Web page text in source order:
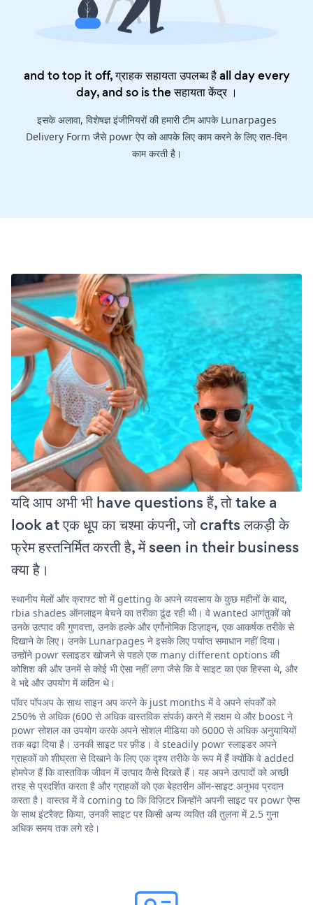
and to top it off, ग्राहक सहायता उपलब्ध है all day every
day, and so is theसहायता केंद्र।
इसके अलावा, विशेषज्ञ इंजीनियरों की हमारी टीम आपके Lunarpages
Delivery Form जैसे powr ऐप को आपके लिए काम करने के लिए रात-दिन
काम करती है।
यदि आप अभी भी have questions हैं, तो take a
look at एक धूप का चश्मा कंपनी, जो crafts लकड़ी के
फ्रेम हस्तनिर्मित करती है, में seen in their business
क्या है।
स्थानीय मेलों और क्राफ्ट शो में getting के अपने व्यवसाय के कुछ महीनों के बाद,
rbia shades ऑनलाइन बेचने का तरीका ढूंढ रही थी। वे wanted आगंतुकों को
उनके उत्पाद की गुणवत्ता, उनके हल्के और एर्गोनोमिक डिज़ाइन, एक आकर्षक तरीके से
दिखाने के लिए। उनके Lunarpages ने इसके लिए पर्याप्त समाधान नहीं दिया।
उन्होंने powr स्लाइडर खोजने से पहले एक many different options की
कोशिश की और उनमें से कोई भी ऐसा नहीं लगा जैसे कि वे साइट का एक हिस्सा थे, और
वे भद्दे और उपयोग में कठिन थे।
पॉवर पॉपअप के साथ साइन अप करने के just months में वे अपने संपर्कों को
250% से अधिक (600 से अधिक वास्तविक संपर्क) करने में सक्षम थे और boost ने
powr सोशल का उपयोग करके अपने सोशल मीडिया को 6000 से अधिक अनुयायियों
तक बढ़ा दिया है। उनकी साइट पर फ़ीड। वे steadily powr स्लाइडर अपने
ग्राहकों को शीघ्रता से दिखाने के लिए एक दृश्य तरीके के रूप में हैं क्योंकि वे added
होमपेज हैं कि वास्तविक जीवन में उत्पाद कैसे दिखते हैं। यह अपने उत्पादों को अच्छी
तरह से प्रदर्शित करता है और ग्राहकों को एक बेहतरीन ऑन-साइट अनुभव प्रदान
करता है। वास्तव में वे coming to कि विज़िटर जिन्होंने अपनी साइट पर powr ऐप्स
के साथ इंटरैक्ट किया, उनकी साइट पर किसी अन्य व्यक्ति की तुलना में 2.5 गुना
अधिक समय तक लगे रहे।